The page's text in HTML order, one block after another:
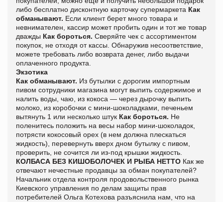
либо бесплатно дисконтную карточку супермаркета Как
обманывают. Если клиент берет много товара и
невнимателен, кассир может пробить один и тот же товар
дважды Как бороться. Сверяйте чек с ассортиментом
покупок, не отходя от кассы. Обнаружив несоответствие,
можете требовать либо возврата денег, либо выдачи
оплаченного продукта.
Экзотика
Как обманывают. Из бутылки с дорогим импортным
пивом сотрудники магазина могут выпить содержимое и
налить воды, чаю, из кокоса — через дырочку выпить
молоко, из коробочки с мини-шоколадками, печеньем
вытянуть 1 или несколько штук Как бороться. Не
поленитесь положить на весы набор мини-шоколадок,
потрясти кокосовый орех (в нем должна плескаться
жидкость), перевернуть вверх дном бутылку с пивом,
проверить, не сочится ли из-под крышки жидкость.
КОЛБАСА БЕЗ КИШОБОЛОЧЕК И РЫБА НЕТТО Как же
отвечают нечестные продавцы за обман покупателей?
Начальник отдела контроля продовольственного рынка
Киевского управления по делам защиты прав
потребителей Ольга Котехова разъяснила нам, что на